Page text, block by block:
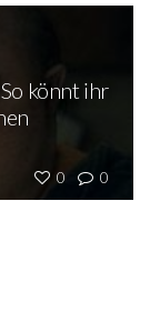
0 0
könnt ihr